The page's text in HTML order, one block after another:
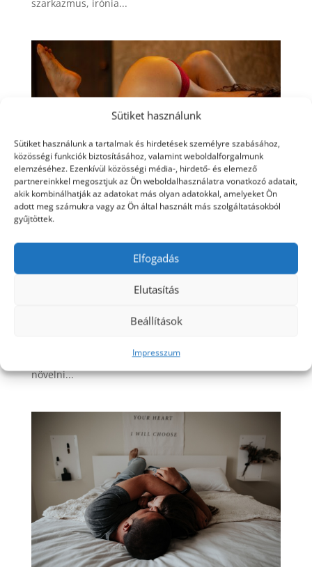
Sütiket használunk
Sütiket használunk a tartalmak és hirdetések személyre szabásához,
közösségi funkciók biztosításához, valamint weboldalforgalmunk
elemzéséhez. Ezenkívül közösségi média-, hirdető- és elemező
partnereinkkel megosztjuk az Ön weboldalhasználatra vonatkozó adatait,
akik kombinálhatják az adatokat más olyan adatokkal, amelyeket Ön
adott meg számukra vagy az Ön által használt más szolgáltatásokból
gyűjtöttek.
Elfogadás
Elutasítás
Beállítások
Impresszum
szarkazmus, irónia...
Potencia, szex, férfidolgok
A szexuális vágy (más néven libidó) egyénenként
valakiben pedig épp hogy csak parázslik. Az alacsony
csak „így vagy bekötve”. Azonban, ha szeretnéd
növelni...